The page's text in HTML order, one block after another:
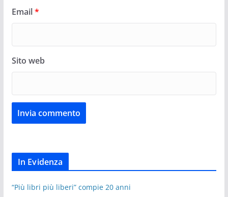
Email*
Sito web
In Evidenza
“Più libri più liberi” compie 20 anni